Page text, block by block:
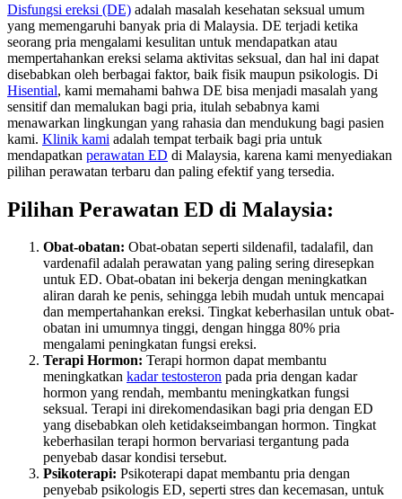
Disfungsi ereksi (DE) adalah masalah kesehatan seksual umum
yang memengaruhi banyak pria di Malaysia. DE terjadi ketika
seorang pria mengalami kesulitan untuk mendapatkan atau
mempertahankan ereksi selama aktivitas seksual, dan hal ini dapat
disebabkan oleh berbagai faktor, baik fisik maupun psikologis. Di
Hisential, kami memahami bahwa DE bisa menjadi masalah yang
sensitif dan memalukan bagi pria, itulah sebabnya kami
menawarkan lingkungan yang rahasia dan mendukung bagi pasien
kami. Klinik kami adalah tempat terbaik bagi pria untuk
mendapatkan perawatan ED di Malaysia, karena kami menyediakan
pilihan perawatan terbaru dan paling efektif yang tersedia.
Pilihan Perawatan ED di Malaysia:
Obat-obatan: Obat-obatan seperti sildenafil, tadalafil, dan
vardenafil adalah perawatan yang paling sering diresepkan
untuk ED. Obat-obatan ini bekerja dengan meningkatkan
aliran darah ke penis, sehingga lebih mudah untuk mencapai
dan mempertahankan ereksi. Tingkat keberhasilan untuk obat-
obatan ini umumnya tinggi, dengan hingga 80% pria
mengalami peningkatan fungsi ereksi.
Terapi Hormon: Terapi hormon dapat membantu
meningkatkan kadar testosteron pada pria dengan kadar
hormon yang rendah, membantu meningkatkan fungsi
seksual. Terapi ini direkomendasikan bagi pria dengan ED
yang disebabkan oleh ketidakseimbangan hormon. Tingkat
keberhasilan terapi hormon bervariasi tergantung pada
penyebab dasar kondisi tersebut.
Psikoterapi: Psikoterapi dapat membantu pria dengan
penyebab psikologis ED, seperti stres dan kecemasan, untuk